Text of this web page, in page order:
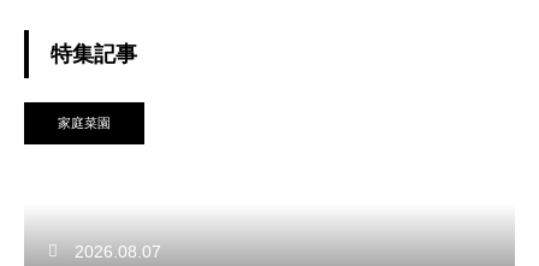
特集記事
家庭菜園
2026.08.07